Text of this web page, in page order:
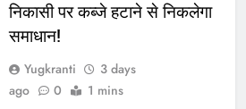
निकासी पर कब्जे हटाने से निकलेगा
समाधान!
Yugkranti
3 days
ago
0 1 mins